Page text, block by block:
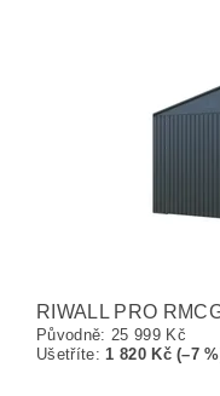
RIWALL PRO
Původně: 25 999 Kč
Ušetříte:1 820 Kč (–7